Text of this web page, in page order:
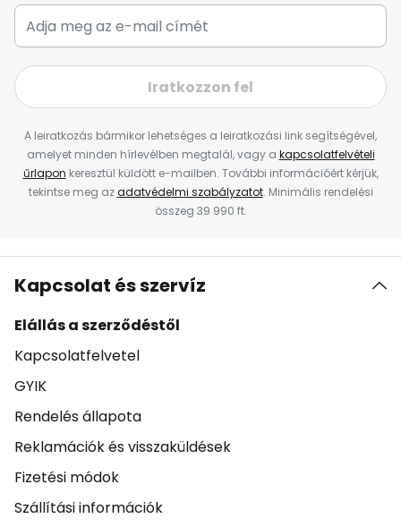
Iratkozzon fel
A leiratkozás bármikor lehetséges a leiratkozási link segítségével,
amelyet minden hírlevélben megtalál, vagy a kapcsolatfelvételi
űrlapon keresztül küldött e-mailben. További információért kérjük,
tekintse meg azadatvédelmi szabályzatot. Minimális rendelési
összeg 39 990 ft.
Kapcsolat és szervíz
Elállás a szerződéstől
Kapcsolatfelvetel
GYIK
Rendelés állapota
Reklamációk és visszaküldések
Fizetési módok
Szállítási információk